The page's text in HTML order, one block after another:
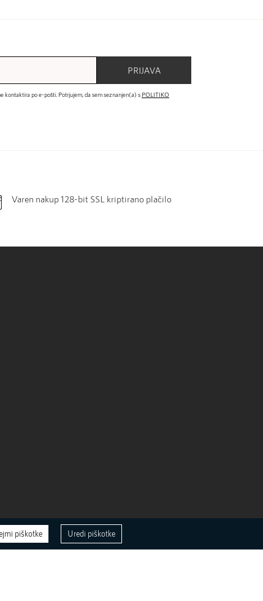
PRIJAVA
kontaktira po e-pošti. Potrjujem, da sem seznanjen(a) s POLITIKO
Varen nakup 128-bit SSL kriptirano plačilo
piškotke Uredi piškotke